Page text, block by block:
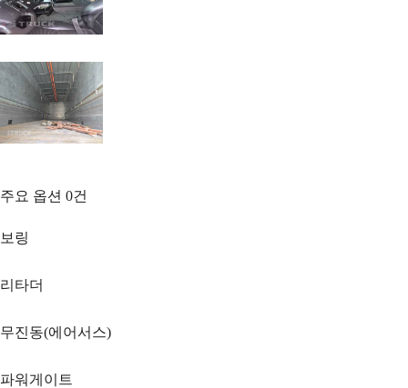
주요 옵션 0건
보링
리타더
무진동(에어서스)
파워게이트